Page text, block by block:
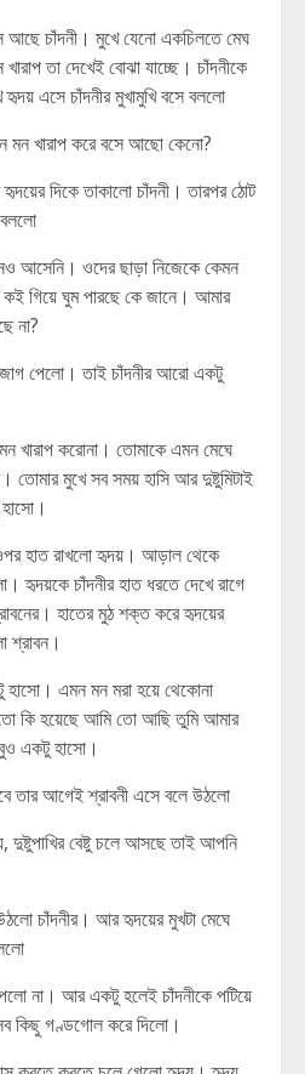
আছে চাঁদনী। মুখে যেনো একচিলতে মেঘ
তা দেখেই বোঝা যাচ্ছে। চাঁদনীকে
এসে চাঁদনীর মুখামুখি বসে বললো
মন খারাপ করে বসে আছো কেনো?
দিকে তাকালো চাঁদনী। তারপর ঠোট
আসেনি। ওদের ছাড়া নিজেকে কেমন
গিয়ে ঘুম পারছে কে জানে। আমার
না?
পেলো। তাই চাঁদনীর আরো একটু
খারাপ করোনা। তোমাকে এমন মেঘে
তোমার মুখে সব সময় হাসি আর দুষ্টুমিটাই
হাত রাখলো হৃদয়। আড়াল থেকে
হৃদয়কে চাঁদনীর হাত ধরতে দেখে রাগে
হাতের মুঠ শক্ত করে হৃদয়ের
শ্রাবন।
এমন মন মরা হয়ে থেকোনা
কি হয়েছে আমি তো আছি তুমি আমার
একটু হাসো।
তার আগেই শ্রাবনী এসে বলে উঠলো
বেষ্টু চলে আসছে তাই আপনি
চাঁদনীর। আর হৃদয়ের মুখটা মেঘে
না। আর একটু হলেই চাঁদনীকে পটিয়ে
কিছু গণ্ডগোল করে দিলো।